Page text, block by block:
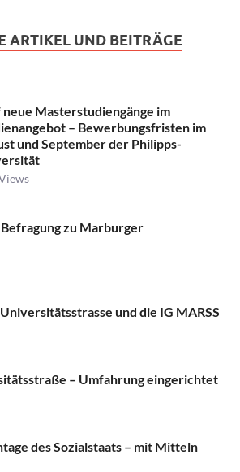
ARTIKEL UND BEITRÄGE
neue Masterstudiengänge im
– Bewerbungsfristen im
und September der Philipps-
zu Marburger
und die IG MARSS
­– Umfahrung eingerichtet
des Sozialstaats – mit Mitteln